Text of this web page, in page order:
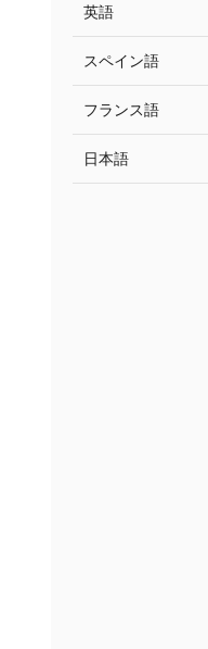
英語
スペイン語
フランス語
日本語